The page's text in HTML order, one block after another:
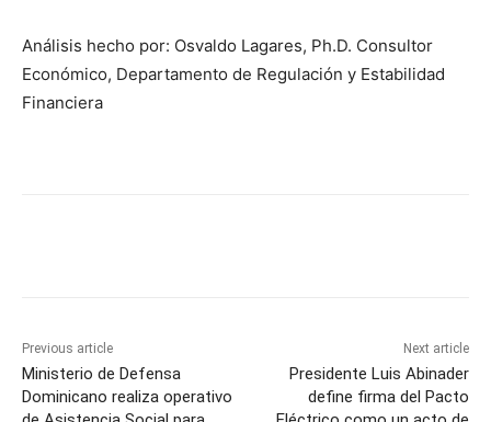
Análisis hecho por: Osvaldo Lagares, Ph.D. Consultor
Económico, Departamento de Regulación y Estabilidad
Financiera
Previous article
Ministerio de Defensa
Dominicano realiza operativo
Next article
Presidente Luis Abinader
define firma del Pacto